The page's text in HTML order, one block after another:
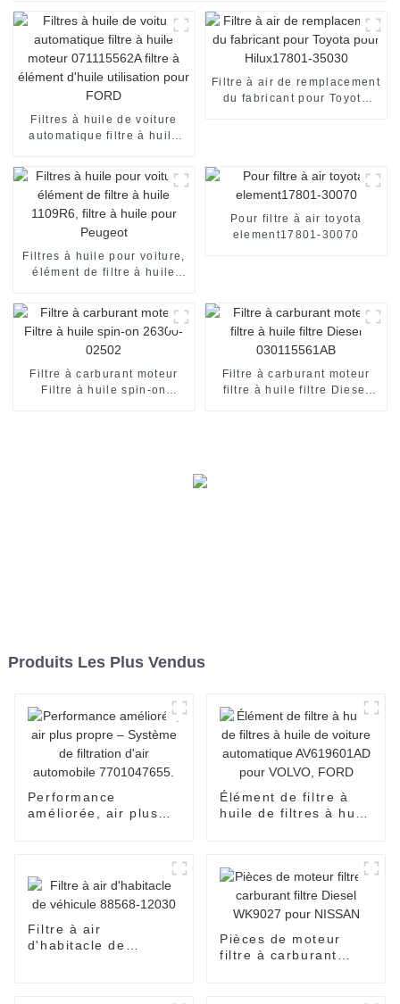
Filtres à huile de voiture
automatique filtre à huile
élément d'huile utilisation
pour FORD
Filtre à air de remplacement
du fabricant pour Toyota
Filtres à huile pour voiture,
élément de filtre à huile
Pour filtre à air toyota
element17801-30070
Filtre à carburant moteur
Filtre à huile spin-on
Filtre à carburant moteur
filtre à huile filtre Diesel
Produits Les Plus Vendus
Performance
améliorée, air plus
7701047655.
Élément de filtre à
huile de filtres à huile
VOLVO, FORD
Filtre à air
d'habitacle de
Pièces de moteur
filtre à carburant